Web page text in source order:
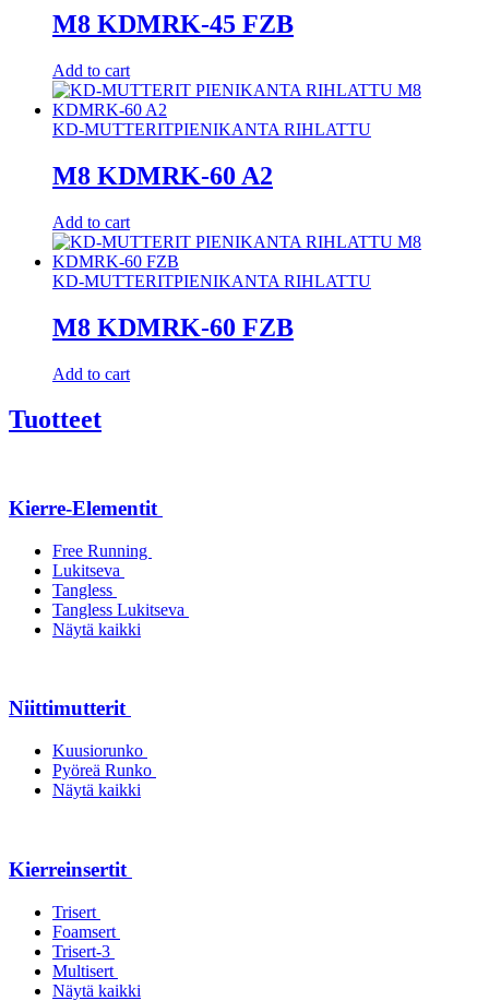
M8 KDMRK-45 FZB
Add to cart
KD-MUTTERITPIENIKANTA RIHLATTU
M8 KDMRK-60 A2
Add to cart
KD-MUTTERITPIENIKANTA RIHLATTU
M8 KDMRK-60 FZB
Add to cart
Tuotteet
Kierre-Elementit
Free Running
Lukitseva
Tangless
Tangless Lukitseva
Näytä kaikki
Niittimutterit
Kuusiorunko
Pyöreä Runko
Näytä kaikki
Kierreinsertit
Trisert
Foamsert
Trisert-3
Multisert
Näytä kaikki